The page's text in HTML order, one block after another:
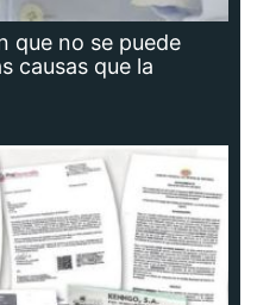
que no se puede
causas que la